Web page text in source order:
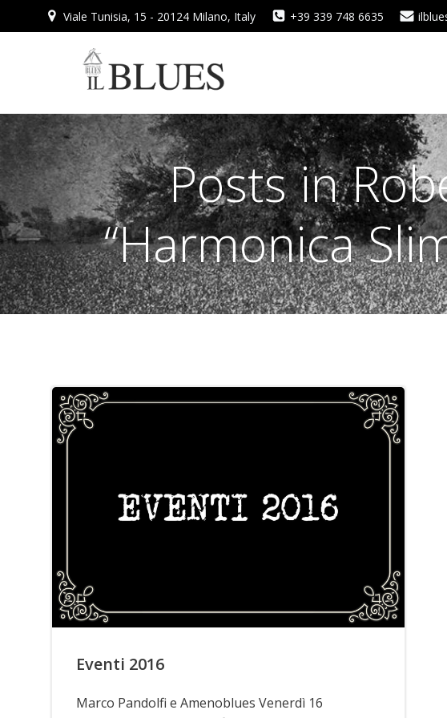
al
Viale Tunisia, 15 - 20124 Milano, Italy +39 339 748 6635
Posts in
“Harmonica
Eventi 2016
Marco Pandolfi e Amenoblues Venerdì 16